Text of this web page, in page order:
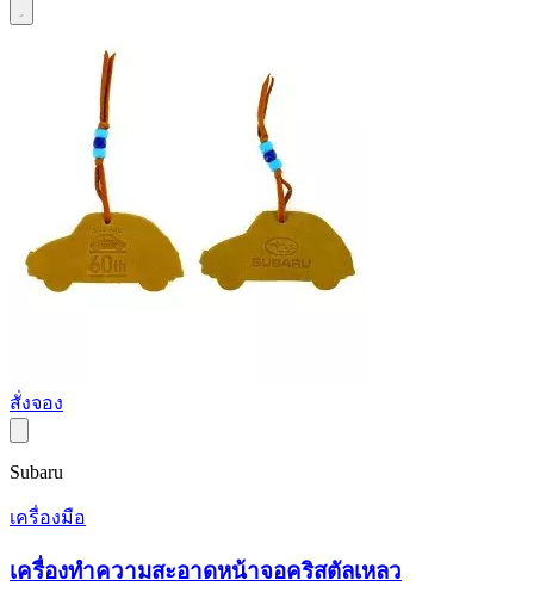
สั่งจอง
Subaru
เครื่องมือ
เครื่องทำความสะอาดหน้าจอคริสตัลเหลว